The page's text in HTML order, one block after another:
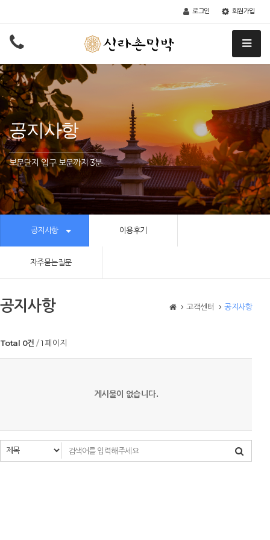
로그인 회원가입
공지사항
보문단지 입구 보문까지 3분
공지사항 이용후기
자주묻는질문
공지사항 고객센터 공지사항
Total 0건 1 페이지
게시물이 없습니다.